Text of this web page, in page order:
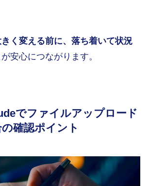
く変える前に、落ち着いて状況
が安心につながります。
でファイルアップロード
確認ポイント